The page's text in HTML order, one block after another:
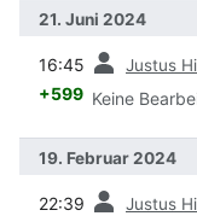
21. Juni 2024
16:45 Justus
+599 Keine
19. Februar 2024
22:39 Justus